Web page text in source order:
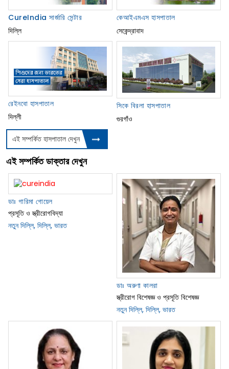
CureIndia সার্জারি সেন্টার
দিল্লি
কেআইএমএস হাসপাতাল
সেকেন্দ্রাবাদ
রেইনবো হাসপাতাল
দিল্লী
সিকে বিরলা হাসপাতাল
গুরগাঁও
এই সম্পর্কিত হাসপাতাল দেখুন
এই সম্পর্কিত ডাক্তার দেখুন
ডাঃ গারিমা গোয়েল
প্রসূতি ও স্ত্রীরোগবিদ্যা
নতুন দিল্লি, দিল্লি, ভারত
ডাঃ অরুণা কালরা
স্ত্রীরোগ বিশেষজ্ঞ ও প্রসূতি বিশেষজ্ঞ
নতুন দিল্লি, দিল্লি, ভারত